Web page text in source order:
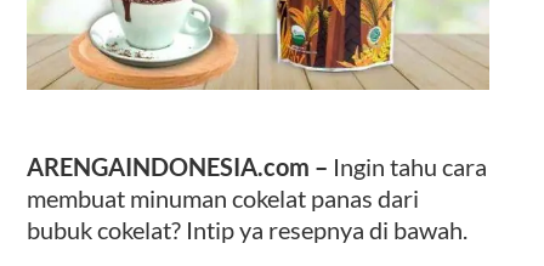
ARENGAINDONESIA.com – Ingin tahu cara
membuat minuman cokelat panas dari
bubuk cokelat? Intip ya resepnya di bawah.